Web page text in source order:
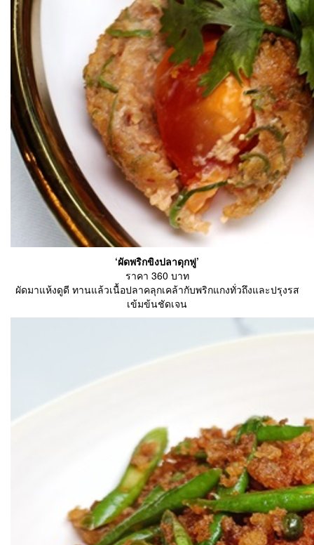
‘ผัดพริกขิงปลาดุกฟู’
ราคา 360 บาท
ผัดมาแห้งดูดี ทานแล้วเนื้อปลาคลุกเคล้ากับพริกแกงทั่วถึงและปรุงรส
เข้มข้นชัดเจน